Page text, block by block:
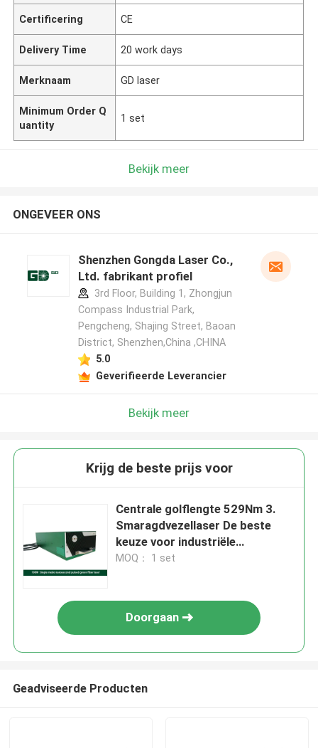
Certificering CE
Delivery Time 20 work days
Merknaam GD laser
Minimum Order Q
uantity
1 set
Bekijk meer
ONGEVEER ONS
Shenzhen Gongda Laser Co.,
Ltd. fabrikant profiel
3rd Floor, Building 1, Zhongjun
Compass Industrial Park,
Pengcheng, Shajing Street, Baoan
District, Shenzhen,China ,CHINA
5.0
Geverifieerde Leverancier
Bekijk meer
Krijg de beste prijs voor
Centrale golflengte 529Nm 3.
Smaragdvezellaser De beste
keuze voor industriële
toepassingen
MOQ： 1 set
Doorgaan
Geadviseerde Producten